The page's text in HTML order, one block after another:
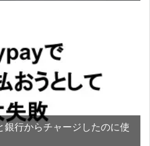
銀行からチャージしたのに使